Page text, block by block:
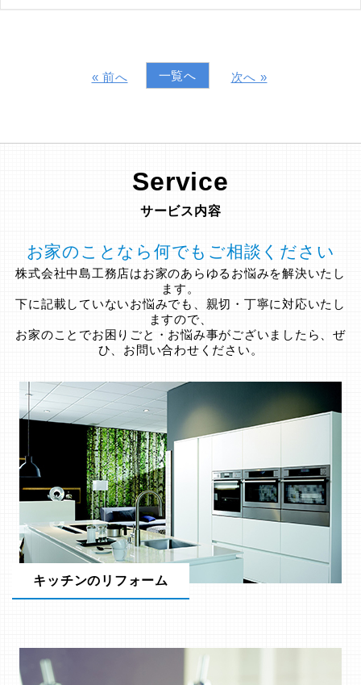
« 前へ 一覧へ 次へ »
Service
サービス内容
お家のことなら何でもご相談ください
株式会社中島工務店はお家のあらゆるお悩みを解決いたし
ます。
下に記載していないお悩みでも、親切・丁寧に対応いたし
ますので、
お家のことでお困りごと・お悩み事がございましたら、ぜ
ひ、お問い合わせください。
キッチンのリフォーム